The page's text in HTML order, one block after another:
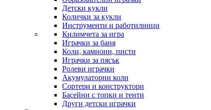
Детски кукли
Колички за кукли
Инструменти и работилници
Килимчета за игра
Играчки за баня
Коли, камиони, писти
Играчки за пясък
Ролеви играчки
Акумулаторни коли
Сортери и конструктори
Басейни с топки и тенти
Други детски играчки